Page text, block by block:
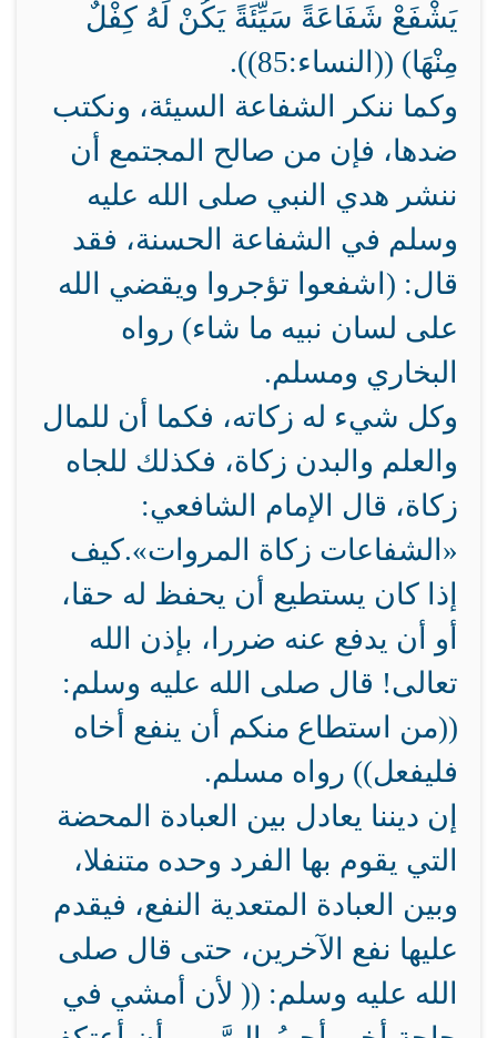
يَشْفَعْ شَفَاعَةً سَيِّئَةً يَكُنْ لَهُ كِفْلٌ
مِنْهَا) ((النساء:85)).
وكما ننكر الشفاعة السيئة، ونكتب
ضدها، فإن من صالح المجتمع أن
ننشر هدي النبي صلى الله عليه
وسلم في الشفاعة الحسنة، فقد
قال: (اشفعوا تؤجروا ويقضي الله
على لسان نبيه ما شاء) رواه
البخاري ومسلم.
وكل شيء له زكاته، فكما أن للمال
والعلم والبدن زكاة، فكذلك للجاه
زكاة، قال الإمام الشافعي:
«الشفاعات زكاة المروات».كيف
إذا كان يستطيع أن يحفظ له حقا،
أو أن يدفع عنه ضررا، بإذن الله
تعالى! قال صلى الله عليه وسلم:
((من استطاع منكم أن ينفع أخاه
فليفعل)) رواه مسلم.
إن ديننا يعادل بين العبادة المحضة
التي يقوم بها الفرد وحده متنفلا،
وبين العبادة المتعدية النفع، فيقدم
عليها نفع الآخرين، حتى قال صلى
الله عليه وسلم: (( لأن أمشي في